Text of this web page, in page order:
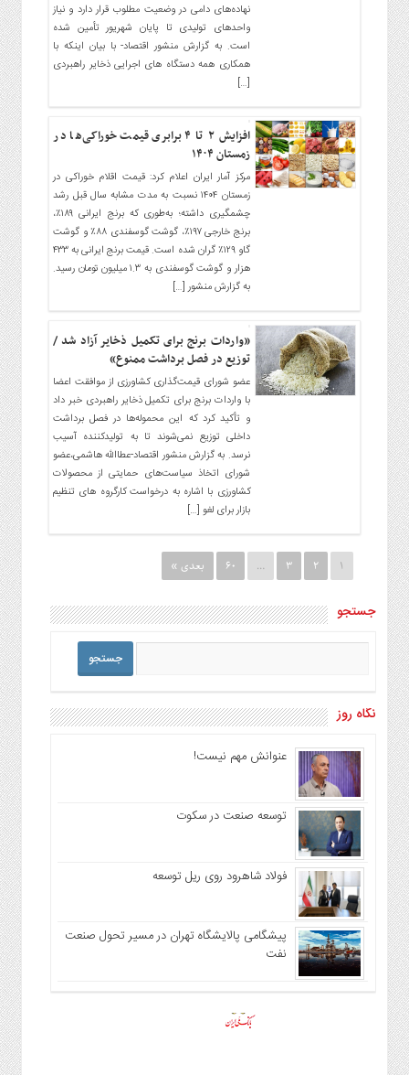
نهاده‌های دامی در وضعیت مطلوب قرار دارد و نیاز
واحدهای تولیدی تا پایان شهریور تأمین شده
است. به گزارش منشور اقتصاد- با بیان اینکه با
همکاری همه دستگاه‌ های اجرایی ذخایر راهبردی
[…]
افزایش ۲ تا ۴ برابری قیمت خوراکی‌ها در
زمستان ۱۴۰۴
مرکز آمار ایران اعلام کرد: قیمت اقلام خوراکی در
زمستان ۱۴۰۴ نسبت به مدت مشابه سال قبل رشد
چشمگیری داشته؛ به‌طوری که برنج ایرانی ۱۸۹٪،
برنج خارجی ۱۹۷٪، گوشت گوسفندی ۸۸٪ و گوشت
گاو ۱۲۹٪ گران شده است. قیمت برنج ایرانی به ۴۳۳
هزار و گوشت گوسفندی به ۱.۳ میلیون تومان رسید.
به گزارش منشور […]
«واردات برنج برای تکمیل ذخایر آزاد شد /
توزیع در فصل برداشت ممنوع»
عضو شورای قیمت‌گذاری کشاورزی از موافقت اعضا
با واردات برنج برای تکمیل ذخایر راهبردی خبر داد
و تأکید کرد که این محموله‌ها در فصل برداشت
داخلی توزیع نمی‌شوند تا به تولیدکننده آسیب
نرسد. به گزارش منشور اقتصاد-عطاالله هاشمی،عضو
شورای اتخاذ سیاست‌های حمایتی از محصولات
کشاورزی با اشاره به درخواست کارگروه های تنظیم
بازار برای لغو […]
1
2
3
…
60 بعدی »
جستجو
نگاه روز
عنوانش مهم نیست!
توسعه صنعت در سکوت
فولاد شاهرود روی ریل توسعه
پیشگامی پالایشگاه تهران در مسیر تحول صنعت
نفت